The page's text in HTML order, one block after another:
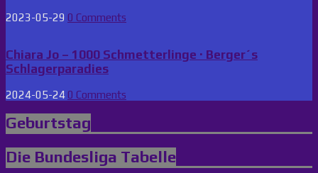
2023-05-29 0 Comments
Chiara Jo – 1000 Schmetterlinge · Berger´s
Schlagerparadies
2024-05-24 0 Comments
Geburtstag
Die Bundesliga Tabelle